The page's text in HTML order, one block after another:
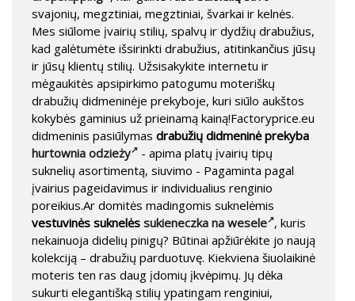
svajonių, megztiniai, megztiniai, švarkai ir kelnės.
Mes siūlome įvairių stilių, spalvų ir dydžių drabužius,
kad galėtumėte išsirinkti drabužius, atitinkančius jūsų
ir jūsų klientų stilių. Užsisakykite internetu ir
mėgaukitės apsipirkimo patogumu moteriškų
drabužių didmeninėje prekyboje, kuri siūlo aukštos
kokybės gaminius už prieinamą kainą!Factoryprice.eu
didmeninis pasiūlymas drabužių didmeninė prekyba
hurtownia odzieży
- apima platų įvairių tipų
suknelių asortimentą, siuvimo - Pagaminta pagal
įvairius pageidavimus ir individualius renginio
poreikius.Ar domitės madingomis suknelėmis
vestuvinės suknelės sukieneczka na wesele , kuris
nekainuoja didelių pinigų? Būtinai apžiūrėkite jo naują
kolekciją – drabužių parduotuvę. Kiekviena šiuolaikinė
moteris ten ras daug įdomių įkvėpimų. Jų dėka
sukurti elegantišką stilių ypatingam renginiui,